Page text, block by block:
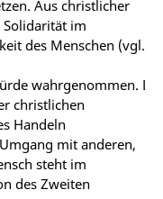
Aus christlicher
Solidarität im
des Menschen (vgl.
wahrgenommen.
christlichen
Handeln
mit anderen,
steht im
des Zweiten